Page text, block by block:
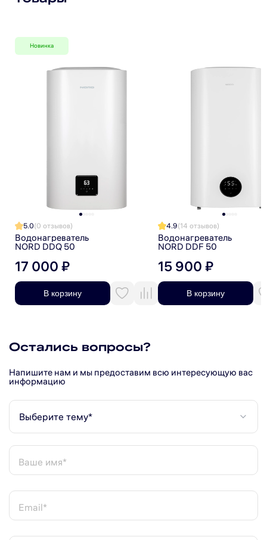
Новинка
5.0(0 отзывов)
Водонагреватель
NORD DDQ 50
17 000 ₽
В корзину
4.9(14 отзывов)
Водонагреватель
NORD DDF 50
15 900 ₽
В корзину
Остались вопросы?
Напишите нам и мы предоставим всю интересующую вас
информацию
Выберите тему*
Ваше имя*
Email*
Я даю согласие на получение рекламной рассылки